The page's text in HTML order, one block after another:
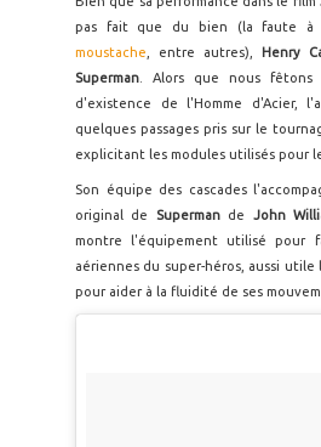
pas fait que du bien (la faute à
moustache , entre autres), Henry
Superman . Alors que nous
d'existence de l'Homme d'Acier,
quelques passages pris sur le
explicitant les modules utilisés pour
Son équipe des cascades
original de
Superman de John
montre l'équipement utilisé pour
aériennes du super-héros, aussi utile
pour aider à la fluidité de ses